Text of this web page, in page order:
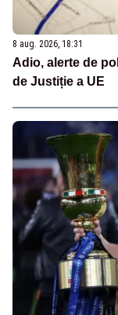
8 aug. 2026, 18:31
Adio, alerte de
de Justiție a UE